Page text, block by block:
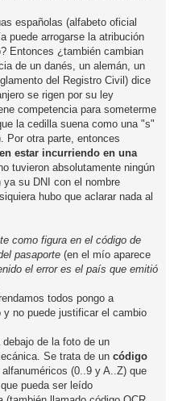
españolas (alfabeto oficial
puede arrogarse la atribución
Entonces ¿también cambian
de un danés, un alemán, un
del Registro Civil) dice
se rigen por su ley
competencia para someterme
la cedilla suena como una "s"
Por otra parte, entonces
estar incurriendo en una
tuvieron absolutamente ningún
su DNI con el nombre
hubo que aclarar nada al
como figura en el código de
pasaporte (en el mío aparece
el error es el país que emitió
todos pongo a
no puede justificar el cambio
de la foto de un
Se trata de un código
(0..9 y A..Z) que
pueda ser leído